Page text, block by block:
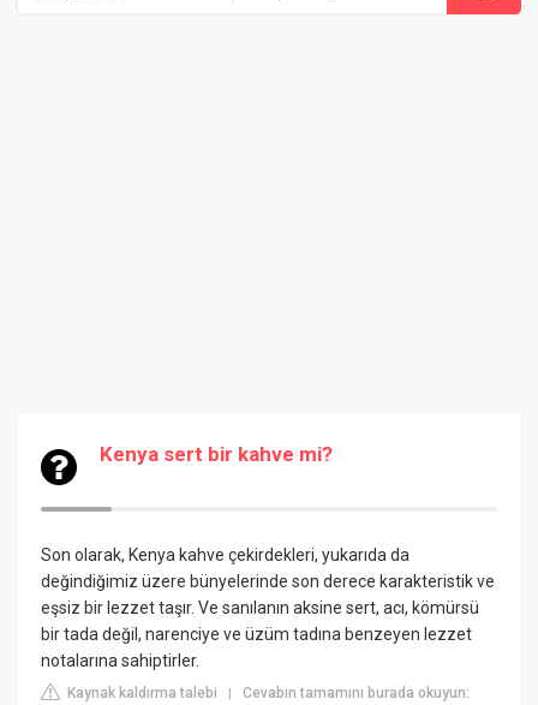
Kenya sert bir kahve mi?
Son olarak, Kenya kahve çekirdekleri, yukarıda da
değindiğimiz üzere bünyelerinde son derece karakteristik ve
eşsiz bir lezzet taşır. Ve sanılanın aksine sert, acı, kömürsü
bir tada değil, narenciye ve üzüm tadına benzeyen lezzet
notalarına sahiptirler.
Kaynak kaldırma talebi |Cevabın tamamını burada okuyun: